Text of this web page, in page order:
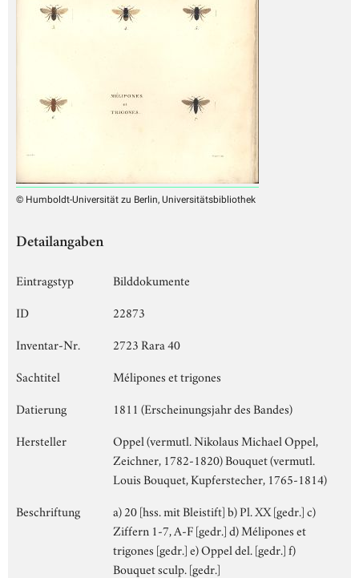
© Humboldt-Universität zu Berlin, Universitätsbibliothek
Detailangaben
Eintragstyp
Bilddokumente
ID
22873
Inventar-Nr.
2723 Rara 40
Sachtitel
Mélipones et trigones
Datierung
1811 (Erscheinungsjahr des Bandes)
Hersteller
Oppel (vermutl. Nikolaus Michael Oppel,
Zeichner, 1782-1820) Bouquet (vermutl.
Louis Bouquet, Kupferstecher, 1765-1814)
Beschriftung
a) 20 [hss. mit Bleistift] b) Pl. XX [gedr.] c)
Ziffern 1-7, A-F [gedr.] d) Mélipones et
trigones [gedr.] e) Oppel del. [gedr.] f)
Bouquet sculp. [gedr.]